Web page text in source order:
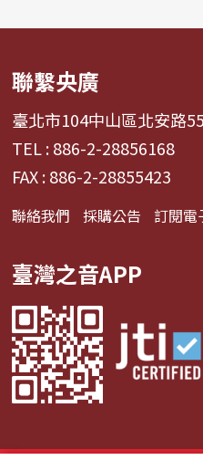
聯繫央廣
臺北市104中山區北安路
TEL : 886-2-28856168
FAX : 886-2-28855423
聯絡我們 採購公告 訂閱電
臺灣之音APP